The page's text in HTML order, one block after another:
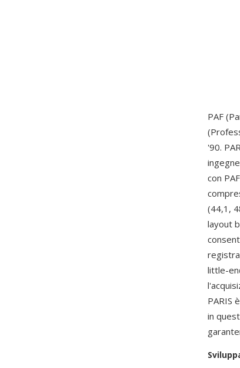
PAF
'90.
con
(44,1,
layout
little-
PARIS
in